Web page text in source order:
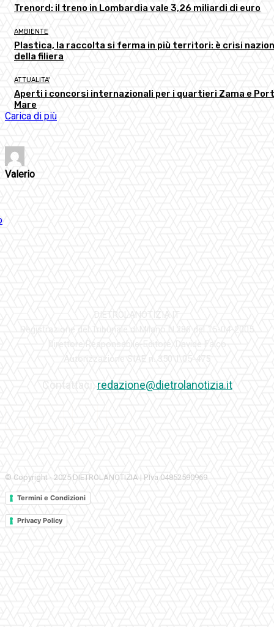
Trenord: il treno in Lombardia vale 3,26 miliardi di euro
AMBIENTE
Plastica, la raccolta si ferma in più territori: è crisi
della filiera
ATTUALITA'
Aperti i concorsi internazionali per i quartieri Zama e
Mare
Carica di più
Valerio
redazione@dietrolanotizia.it
© Copyright - 2025 DIETROLANOTIZIA | P.Iva 04852590969
Termini e Condizioni
Privacy Policy